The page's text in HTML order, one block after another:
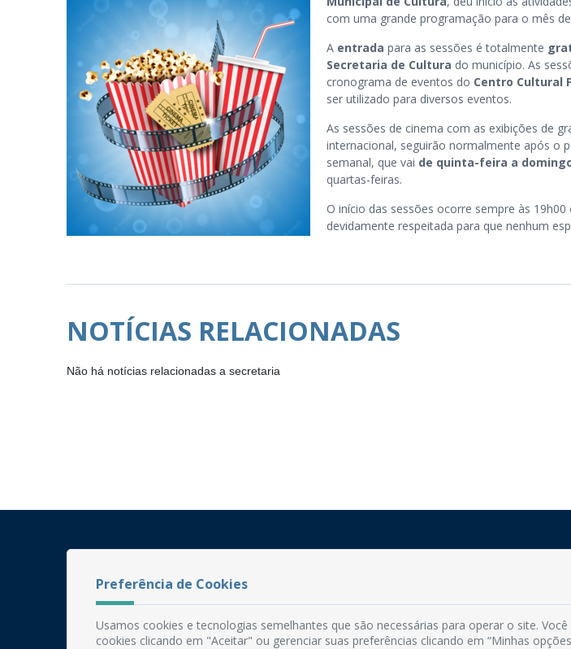
com uma grande programação para o mês
A entrada para as sessões é totalmente
Secretaria de Cultura do município. As
cronograma de eventos do Centro Cultural
ser utilizado para diversos eventos.
As sessões de cinema com as exibições de
internacional, seguirão normalmente após o
semanal, que vai de quinta-feira a
quartas-feiras.
O início das sessões ocorre sempre às
devidamente respeitada para que nenhum
NOTÍCIAS RELACIONADAS
Não há notícias relacionadas a secretaria
Email:
Expediente: Segunda à
Preferência de Cookies
Usamos cookies e tecnologias semelhantes que são necessárias para operar o site.
cookies clicando em "Aceitar" ou gerenciar suas preferências clicando em “Minhas